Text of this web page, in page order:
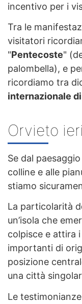
incentivo per i
Tra le
visitatori
"Pentecoste"
palombella), e
ricordiamo tra
internazionale
Orvieto
Se dal
colline e alle
stiamo
La particolarità
un’isola che
colpisce e attira
importanti di
posizione
una città
Le